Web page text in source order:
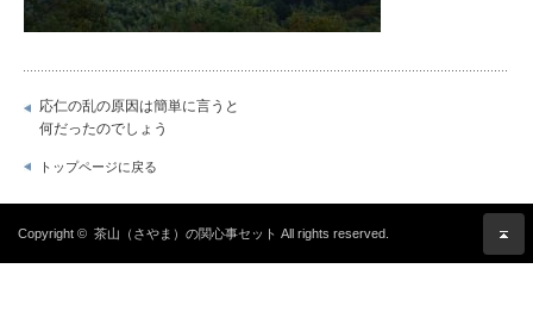
応仁の乱の原因は簡単に言うと
何だったのでしょう
トップページに戻る
Copyright © 茶山（さやま）の関心事セット All rights reserved.